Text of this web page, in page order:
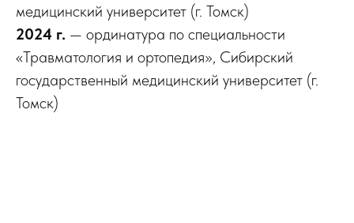
медицинский университет (г. Томск)
2024 г. — ординатура по специальности
«Травматология и ортопедия», Сибирский
государственный медицинский университет (г.
Томск)